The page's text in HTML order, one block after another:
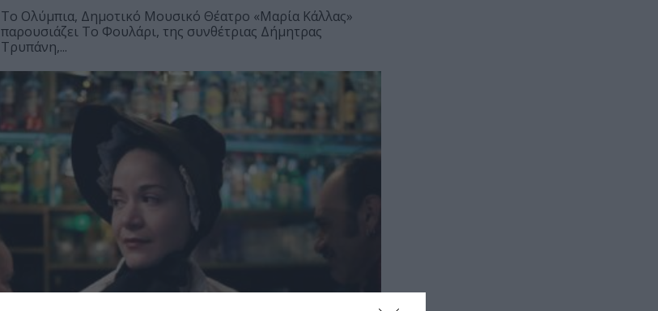
Το Ολύμπια, Δημοτικό Μουσικό Θέατρο «Μαρία Κάλλας»
παρουσιάζει Το Φουλάρι, της συνθέτριας Δήμητρας
Τρυπάνη,...